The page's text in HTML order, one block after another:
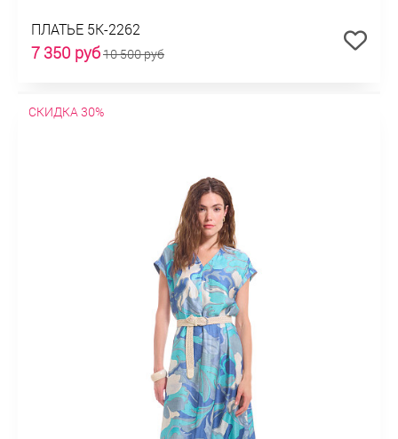
ПЛАТЬЕ 5К-2262
7 350 руб10 500 руб
СКИДКА 30%